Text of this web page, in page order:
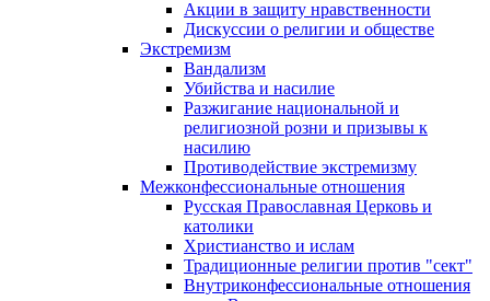
Акции в защиту нравственности
Дискуссии о религии и обществе
Экстремизм
Вандализм
Убийства и насилие
Разжигание национальной и
религиозной розни и призывы к
насилию
Противодействие экстремизму
Межконфессиональные отношения
Русская Православная Церковь и
католики
Христианство и ислам
Традиционные религии против "сект"
Внутриконфессиональные отношения